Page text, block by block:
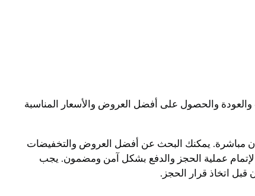
والعودة والحصول على أفضل العروض والأسعار المناسبة
مباشرة. يمكنك البحث عن أفضل العروض والتخفيضات
لإتمام عملية الحجز والدفع بشكل آمن ومضمون. يجب
اتخاذ قرار الحجز.